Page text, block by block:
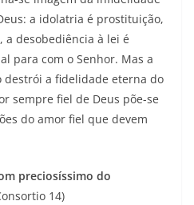
a idolatria é prostituição,
desobediência à lei é
para com o Senhor. Mas a
a fidelidade eterna do
sempre fiel de Deus põe-se
do amor fiel que devem
preciosíssimo do
14)